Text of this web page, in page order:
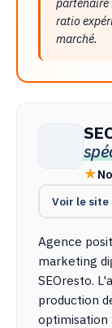
ratio
marché.
Voir le
Agence
marketing
SEOresto.
production
optimisation